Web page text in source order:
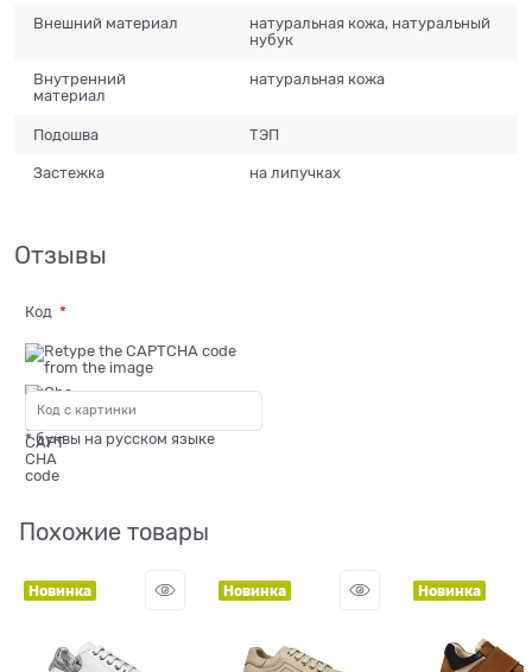
Внешний материал
натуральная кожа, натуральный
нубук
Внутренний
материал
натуральная кожа
Подошва ТЭП
Застежка на липучках
Отзывы
Код
* буквы на русском языке
Похожие товары
Новинка Новинка Новинка